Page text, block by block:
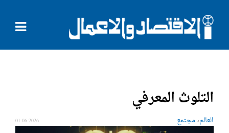
التلوث المعرفي
العالم،مجتمع 01.06.2026